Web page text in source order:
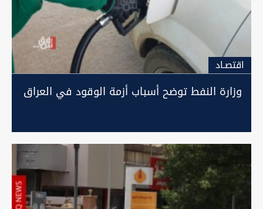
اقتصـاد
وزارة النفط توضح أسباب أزمة الوقود في العراق